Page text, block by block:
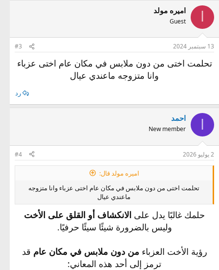
اميره مولد
Guest
13 سبتمبر 2024 #3
تحلمت اختى من دون ملابس في مكان عام اختى عزباء
وانا متزوجه ماعندي عيال
رد
احمد
New member
2 يوليو 2026 #4
اميره مولد قال:
تحلمت اختى من دون ملابس في مكان عام اختى عزباء وانا متزوجه
ماعندي عيال
حلمك غالبًا يدل على الانكشاف أو القلق على الأخت
وليس بالضرورة شيئًا سيئًا حرفيًا.
رؤية الأخت العزباء من دون ملابس في مكان عام قد
ترمز إلى أحد هذه المعاني: